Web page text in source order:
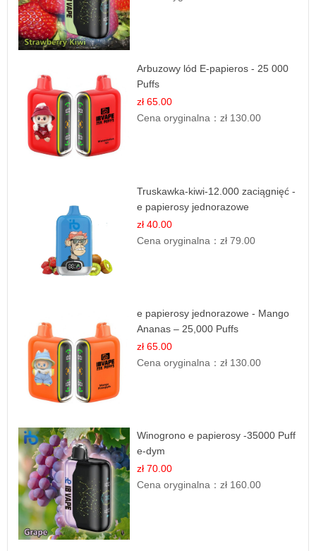
Arbuzowy lód E-papieros - 25 000
Puffs
zł 65.00
Cena oryginalna：zł 130.00
Truskawka-kiwi-12.000 zaciągnięć -
e papierosy jednorazowe
zł 40.00
Cena oryginalna：zł 79.00
e papierosy jednorazowe - Mango
Ananas – 25,000 Puffs
zł 65.00
Cena oryginalna：zł 130.00
Winogrono e papierosy -35000 Puff
e-dym
zł 70.00
Cena oryginalna：zł 160.00